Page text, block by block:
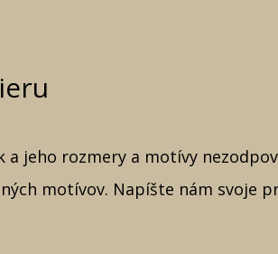
a jeho rozmery a motívy
motívov. Napíšte nám svoje